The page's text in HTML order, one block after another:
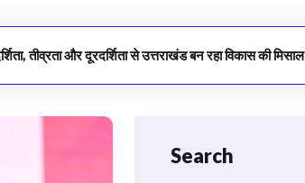
तीव्रता और दूरदर्शिता से उत्तराखंड बन रहा विकास की मिसाल
Search